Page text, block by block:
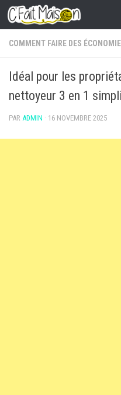
Skip to content
COMMENT FAIRE DES
Idéal pour les
nettoyeur 3 en 1
PAR ADMIN · 16 NOVEMBRE 2025